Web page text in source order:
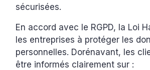
sécurisées.
En accord avec le RGPD, la Loi
les entreprises à protéger les
personnelles. Dorénavant, les
être informés clairement sur :